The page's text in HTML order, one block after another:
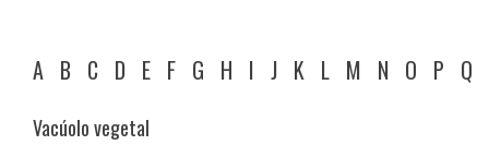
A B C D E F G H I J K L M N O P Q
Vacúolo vegetal